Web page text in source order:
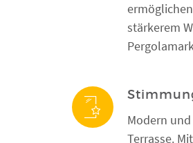
stärkerem
Modern
Terrasse.